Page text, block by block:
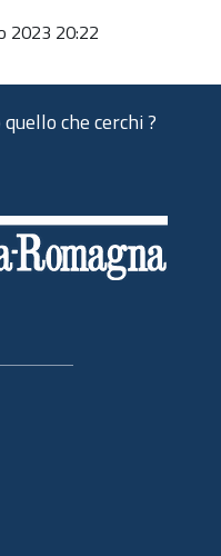
2023 20:22
che cerchi ?